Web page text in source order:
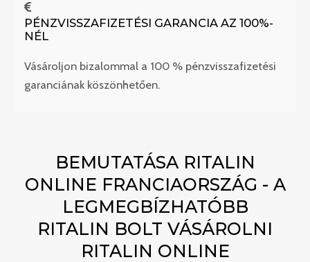
PÉNZVISSZAFIZETÉSI GARANCIA AZ 100%-
NÉL
Vásároljon bizalommal a 100 % pénzvisszafizetési
garanciának köszönhetően.
BEMUTATÁSA RITALIN
ONLINE FRANCIAORSZÁG - A
LEGMEGBÍZHATÓBB
RITALIN BOLT VÁSÁROLNI
RITALIN ONLINE